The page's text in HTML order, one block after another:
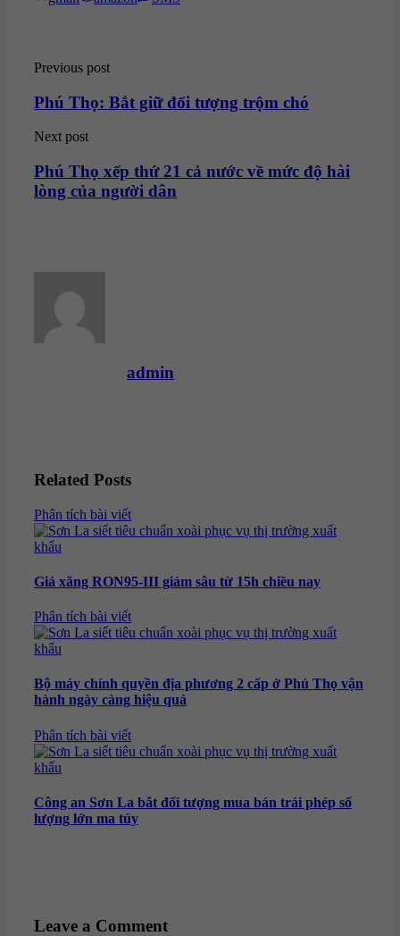
Myspace Blogger
Post
Previous post
Phú Thọ: Bắt giữ đối tượng trộm chó
Next post
Phú Thọ xếp thứ 21 cả nước về mức độ hài
lòng của người dân
admin
Related Posts
Categories
Phân tích bài viết
Giá xăng RON95-III giảm sâu từ 15h chiều nay
Categories
Phân tích bài viết
Bộ máy chính quyền địa phương 2 cấp ở Phú Thọ vận
hành ngày càng hiệu quả
Categories
Phân tích bài viết
Công an Sơn La bắt đối tượng mua bán trái phép số
lượng lớn ma túy
Leave a Comment